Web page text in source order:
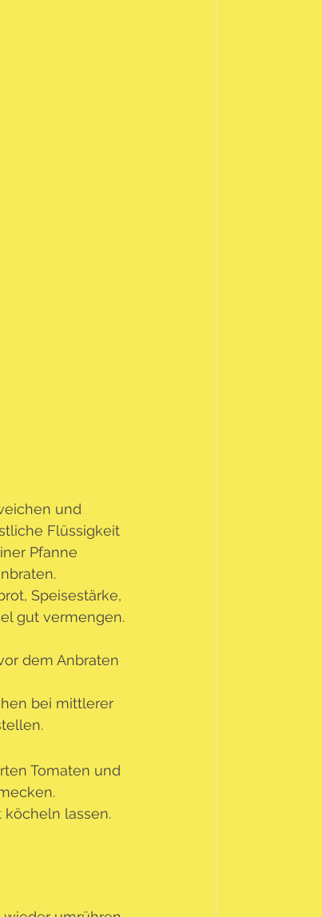
und
Flüssigkeit
Pfanne
Speisestärke,
gut vermengen.
dem Anbraten
bei mittlerer
Tomaten und
lassen.